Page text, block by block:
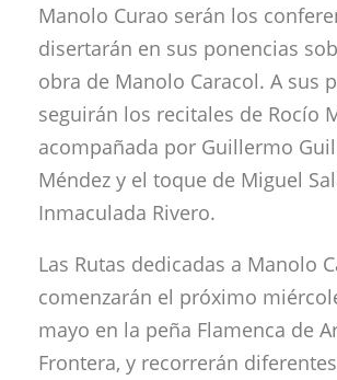
Manolo Curao serán los
disertarán en sus ponencias
obra de Manolo Caracol. A sus
seguirán los recitales de Rocío
acompañada por Guillermo
Méndez y el toque de Miguel
Inmaculada Rivero.
Las Rutas dedicadas a Manolo
comenzarán el próximo
mayo en la peña Flamenca de
Frontera, y recorrerán